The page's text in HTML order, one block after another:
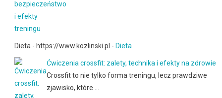
Dieta - https://www.kozlinski.pl - Dieta
Ćwiczenia crossfit: zalety, technika i efekty na zdrowie
Crossfit to nie tylko forma treningu, lecz prawdziwe
zjawisko, które …